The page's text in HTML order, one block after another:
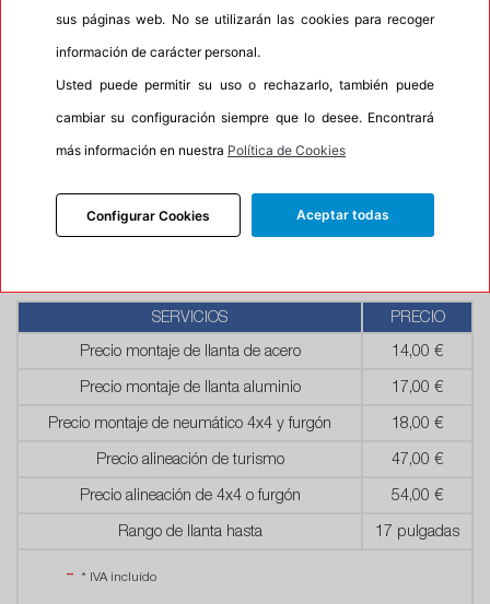
Aviso importante:Le recordamos que nuestros
talleres son centros de montaje, no de recogida. Si
escoge uno de ellos como dirección entrega esta
neumáticos. En caso contrario su pedido no podrá
ser entregado.
SERVICIOS PRECIO
Precio montaje de llanta de acero 14,00 €
Precio montaje de llanta aluminio 17,00 €
Precio montaje de neumático 4x4 y furgón 18,00 €
Precio alineación de turismo 47,00 €
Precio alineación de 4x4 o furgón 54,00 €
Rango de llanta hasta 17 pulgadas
* IVA incluído
sus páginas web. No se utilizarán las cookies para recoger
información de carácter personal.
Usted puede permitir su uso o rechazarlo, también puede
cambiar su configuración siempre que lo desee. Encontrará
más información en nuestra Política de Cookies
Configurar Cookies Aceptar todas